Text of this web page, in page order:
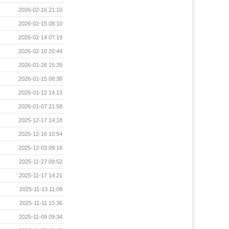
2026-02-16 21:10
2026-02-15 08:10
2026-02-14 07:19
2026-02-10 20:44
2026-01-26 15:39
2026-01-15 08:38
2026-01-12 14:13
2026-01-07 21:58
2025-12-17 14:18
2025-12-16 10:54
2025-12-03 09:16
2025-11-27 09:52
2025-11-17 14:21
2025-11-13 11:08
2025-11-11 15:36
2025-11-09 09:34